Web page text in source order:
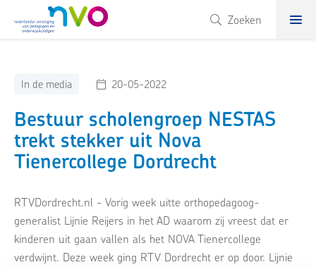
NVO Zoeken
In de media 20-05-2022
Bestuur scholengroep NESTAS
trekt stekker uit Nova
Tienercollege Dordrecht
RTVDordrecht.nl - Vorig week uitte orthopedagoog-
generalist Lijnie Reijers in het AD waarom zij vreest dat er
kinderen uit gaan vallen als het NOVA Tienercollege
verdwijnt. Deze week ging RTV Dordrecht er op door. Lijnie